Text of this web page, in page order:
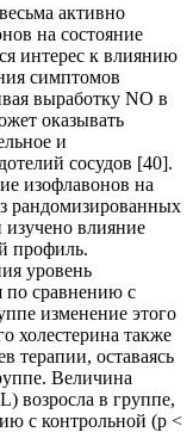
активно
на состояние
интерес к влиянию
симптомов
выработку NO в
оказывать
и
сосудов [40].
изофлавонов на
рандомизированных
влияние
профиль.
уровень
по сравнению с
изменение этого
холестерина также
терапии, оставаясь
Величина
возросла в группе,
с контрольной (р <